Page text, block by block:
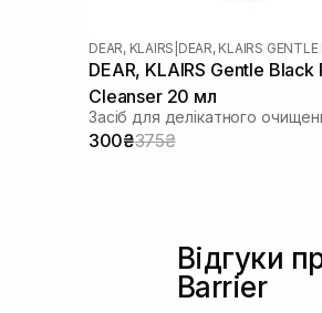
DEAR, KLAIRS DEAR, KLAIRS GENTLE
DEAR, KLAIRS Gentle Black
Cleanser 20 мл
300₴375₴
Відгуки
Barrier